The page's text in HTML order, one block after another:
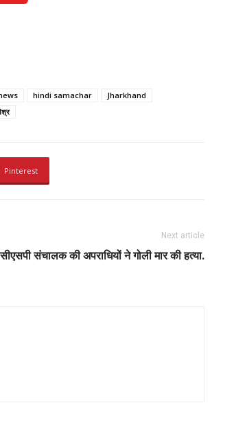
hindi samachar
Jharkhand
Pinterest
Next article
सीएसपी संचालक की अपराधियों ने गोली मार की हत्या.